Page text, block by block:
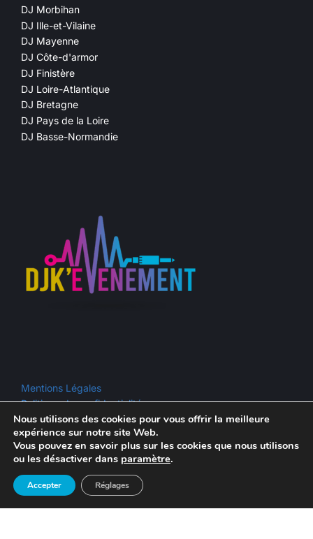
DJ Morbihan
DJ Ille-et-Vilaine
DJ Mayenne
DJ Côte-d'armor
DJ Finistère
DJ Loire-Atlantique
DJ Bretagne
DJ Pays de la Loire
DJ Basse-Normandie
Mentions Légales
Politique de confidentialité
Conditions générales de ventes
Espace salarié
Nous utilisons des cookies pour vous offrir la meilleure
expérience sur notre site Web.
Vous pouvez en savoir plus sur les cookies que nous utilisons
ou les désactiver dans paramètre.
Accepter Réglages